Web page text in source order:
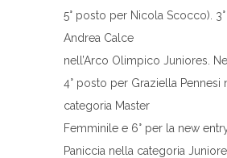
5° posto per Nicola Scocco).
Andrea Calce
nell’Arco Olimpico Juniores.
4° posto per Graziella Pennesi
categoria Master
Femminile e 6° per la new
Paniccia nella categoria